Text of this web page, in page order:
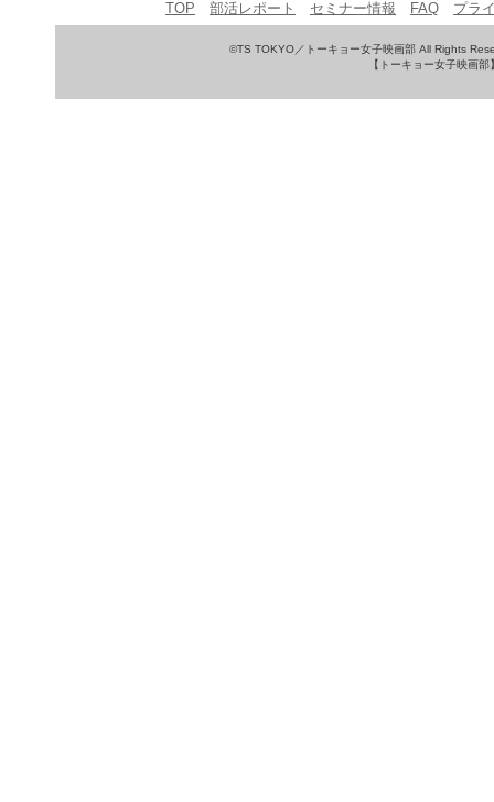
TOP 部活レポート セミナー情報 FAQ プラ
©TS TOKYO／トーキョー女子映画部 All Rights
【トーキョー女子映画